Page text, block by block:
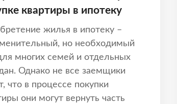
квартиры в ипотеку
жилья в ипотеку –
но необходимый
многих семей и отдельных
Однако не все заемщики
что в процессе покупки
они могут вернуть часть